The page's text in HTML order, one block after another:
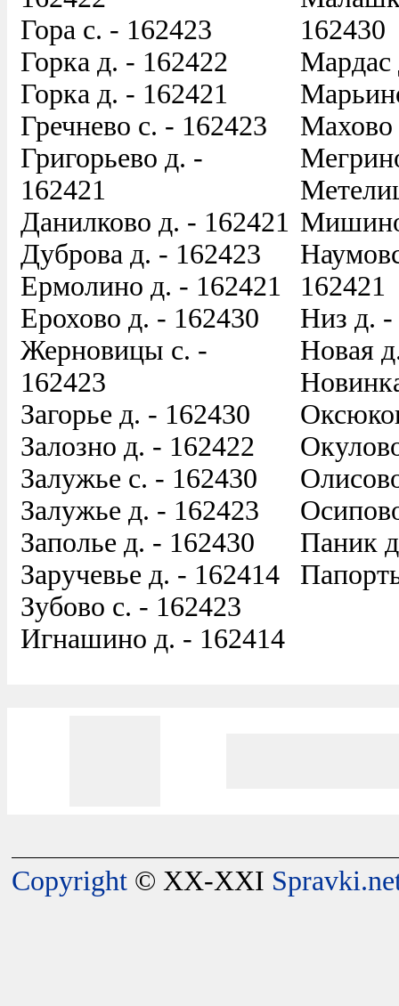
Гора с. - 162423
Горка д. - 162422
Горка д. - 162421
Гречнево с. - 162423
Григорьево д. -
162421
Данилково д. - 162421
Дуброва д. - 162423
Ермолино д. - 162421
Ерохово д. - 162430
Жерновицы с. -
162423
Загорье д. - 162430
Залозно д. - 162422
Залужье с. - 162430
Залужье д. - 162423
Заполье д. - 162430
Заручевье д. - 162414
Зубово с. - 162423
Игнашино д. - 162414
162430
Мардас
Махово
162421
Низ д. -
Новая
Паник
Copyright © XX-XXI